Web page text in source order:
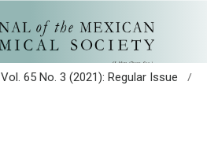
Vol. 65 No. 3 (2021): Regular Issue
/